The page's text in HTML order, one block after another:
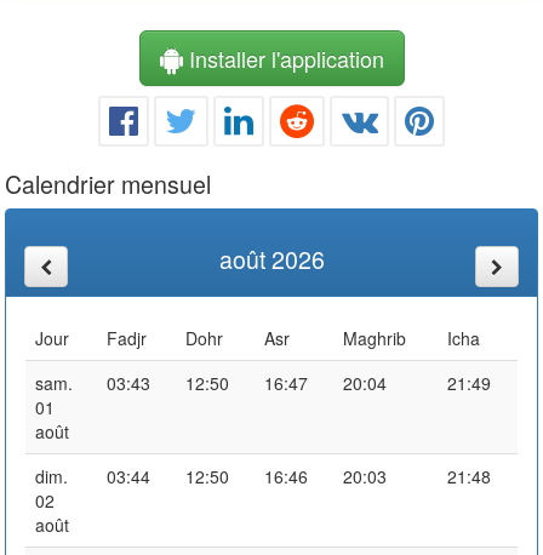
Installer l'application
Calendrier mensuel
août 2026
Jour Fadjr Dohr Asr Maghrib
Icha
sam.
01
août
03:43 12:50 16:47 20:04 21:49
dim.
02
août
03:44 12:50 16:46 20:03 21:48